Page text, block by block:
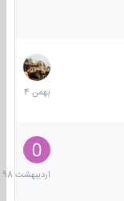
30
بهمن
1404
10
1398